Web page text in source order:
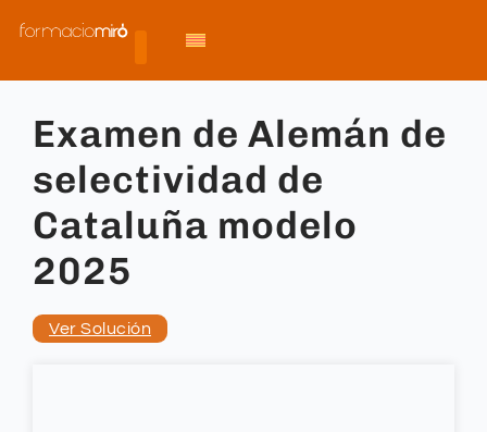
Examen de Alemán de
selectividad de
Cataluña modelo
2025
Ver Solución